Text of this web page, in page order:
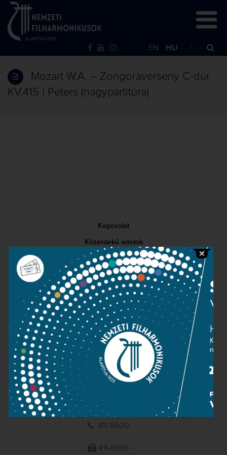
EN HU
Mozart W.A. – Zongoraverseny C-dúr
KV.415 | Peters (nagypartitúra)
Kapcsolat
Közérdekű adatok
Sajtószoba
Adatvédelem
Impresszum
NEMZETI
FILHARMONIKUSOK
1095 Budapest, Komor Marcell u. 1. (Müpa)
411-6600
411-6699